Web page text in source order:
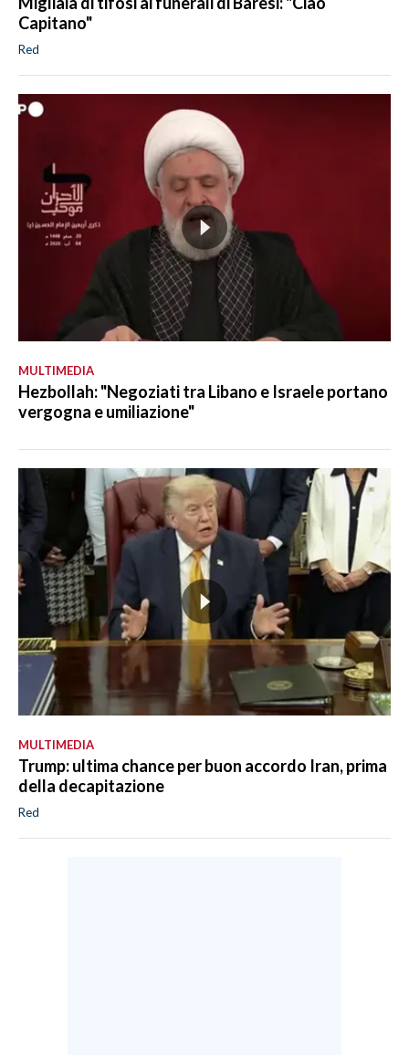
Capitano"
Red
MULTIMEDIA
Hezbollah: "Negoziati tra Libano e Israele portano
vergogna e umiliazione"
MULTIMEDIA
Trump: ultima chance per buon accordo Iran, prima
della decapitazione
Red